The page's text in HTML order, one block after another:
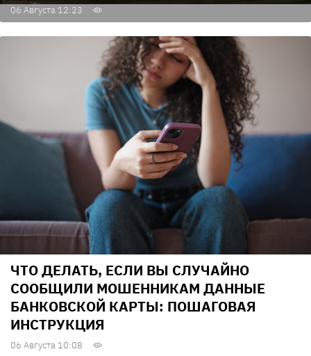
06 Августа 12:23
ЧТО ДЕЛАТЬ, ЕСЛИ ВЫ СЛУЧАЙНО
СООБЩИЛИ МОШЕННИКАМ ДАННЫЕ
БАНКОВСКОЙ КАРТЫ: ПОШАГОВАЯ
ИНСТРУКЦИЯ
06 Августа 10:08